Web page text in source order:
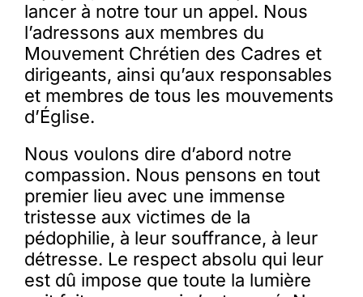
lancer à notre tour un appel. Nous
l’adressons aux membres du
Mouvement Chrétien des Cadres et
dirigeants, ainsi qu’aux responsables
et membres de tous les mouvements
d’Église.
Nous voulons dire d’abord notre
compassion. Nous pensons en tout
premier lieu avec une immense
tristesse aux victimes de la
pédophilie, à leur souffrance, à leur
détresse. Le respect absolu qui leur
est dû impose que toute la lumière